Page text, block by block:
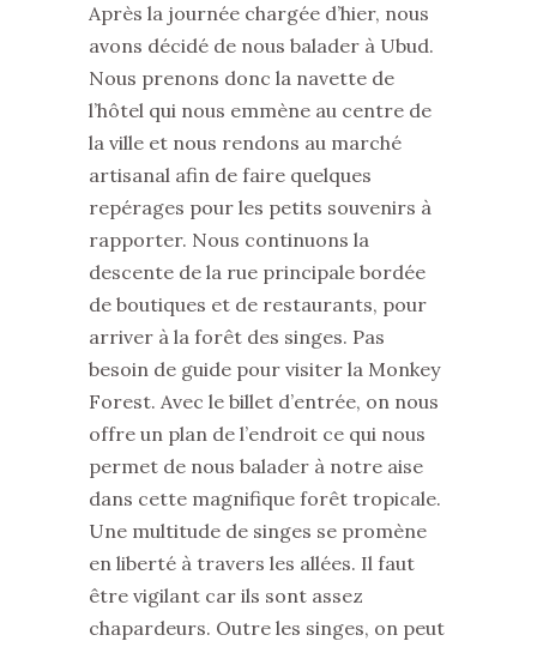
Après la journée chargée d’hier, nous
avons décidé de nous balader à Ubud.
Nous prenons donc la navette de
l’hôtel qui nous emmène au centre de
la ville et nous rendons au marché
artisanal afin de faire quelques
repérages pour les petits souvenirs à
rapporter. Nous continuons la
descente de la rue principale bordée
de boutiques et de restaurants, pour
arriver à la forêt des singes. Pas
besoin de guide pour visiter la Monkey
Forest. Avec le billet d’entrée, on nous
offre un plan de l’endroit ce qui nous
permet de nous balader à notre aise
dans cette magnifique forêt tropicale.
Une multitude de singes se promène
en liberté à travers les allées. Il faut
être vigilant car ils sont assez
chapardeurs. Outre les singes, on peut